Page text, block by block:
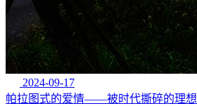
2024-09-17
帕拉图式的爱情——被时代撕碎的理想